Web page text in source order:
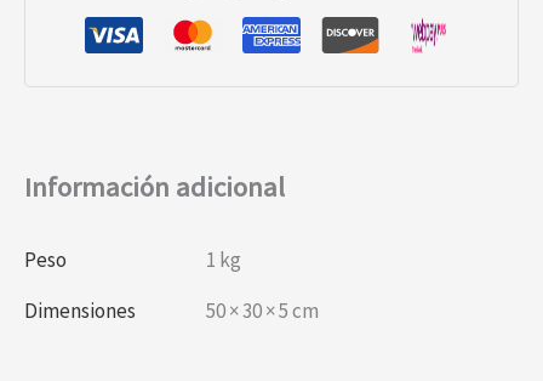
Información adicional
Peso
1 kg
Dimensiones
50 × 30 × 5 cm